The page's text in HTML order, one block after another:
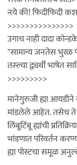
नये की! फिदीफिदी
>>>>>>>>>>>>>>>
उगाच नाही दादा
"सामान्य जनतेस भुरळ
तस्ल्या द्व्यर्थी भाषेत
>>>>>>>>>
मानेगुरुजी ह्या आयडीने
मांडलेले आहेत. तसेच ते
लिंबूटिंबू ह्यांची
भांडणात परिवर्तन
ह्या पोस्टचा समूळ